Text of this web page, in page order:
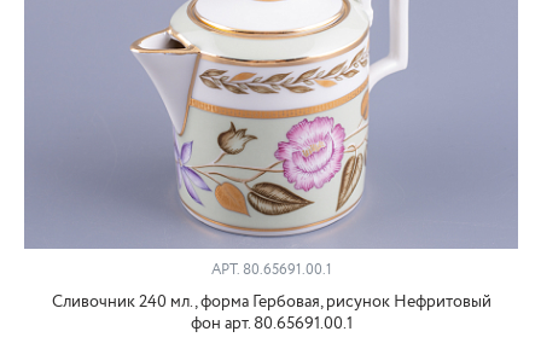
АРТ.80.65691.00.1
Сливочник 240 мл., форма Гербовая, рисунок Нефритовый
фон арт. 80.65691.00.1